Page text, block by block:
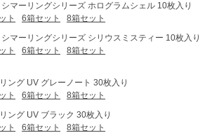
マーリングシリーズ ホログラムシェル 10枚入り
ト 6箱セット
8箱セット
マーリングシリーズ シリウスミスティー 10枚入り
ト 6箱セット
8箱セット
ング UV グレーノート 30枚入り
ト 6箱セット
8箱セット
ング UV ブラック 30枚入り
ト 6箱セット
8箱セット